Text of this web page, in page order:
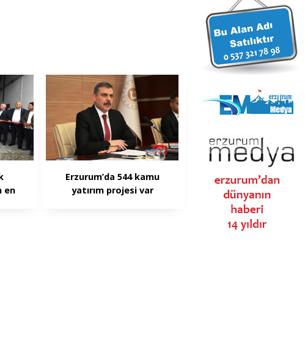
en
Erzurum’da 544 kamu
yatırım projesi var